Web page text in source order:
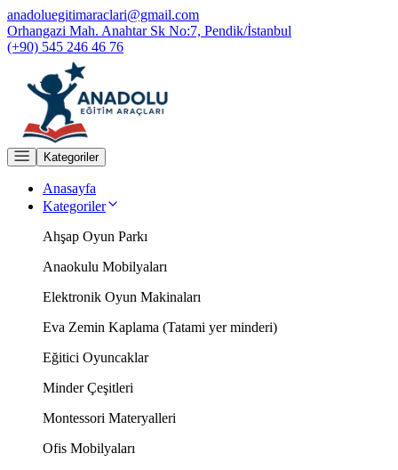
anadoluegitimaraclari@gmail.com
Orhangazi Mah. Anahtar Sk No:7, Pendik/İstanbul
(+90) 545 246 46 76
Kategoriler
Anasayfa
Kategoriler
Ahşap Oyun Parkı
Anaokulu Mobilyaları
Elektronik Oyun Makinaları
Eva Zemin Kaplama (Tatami yer minderi)
Eğitici Oyuncaklar
Minder Çeşitleri
Montessori Materyalleri
Ofis Mobilyaları